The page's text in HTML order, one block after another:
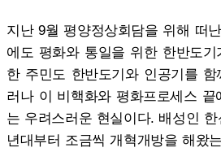
지난 9월 평양정상회담을 위해 떠
에도 평화와 통일을 위한 한반도
한 주민도 한반도기와 인공기를
러나 이 비핵화와 평화프로세스
는 우려스러운 현실이다. 배성인
년대부터 조금씩 개혁개방을 해왔